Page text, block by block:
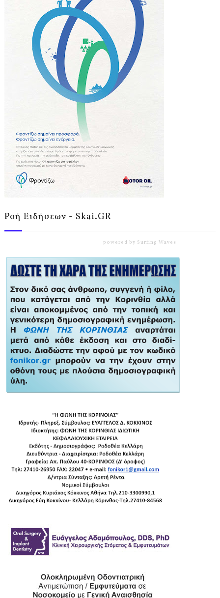
Ροή Ειδήσεων - Skai.GR
powered by Surfing Waves